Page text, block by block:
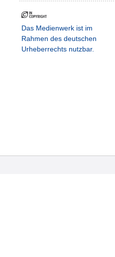
Das Medienwerk ist im
Rahmen des deutschen
Urheberrechts nutzbar.